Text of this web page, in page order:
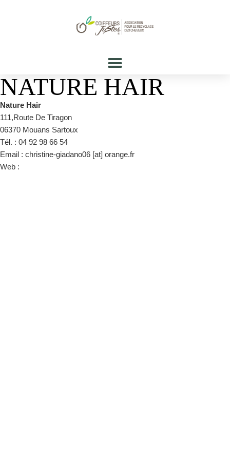
NATURE HAIR
Nature Hair
111,Route De Tiragon
06370 Mouans Sartoux
Tél. : 04 92 98 66 54
Email : christine-giadano06 [at] orange.fr
Web :